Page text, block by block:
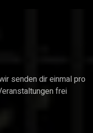
senden dir einmal pro
frei